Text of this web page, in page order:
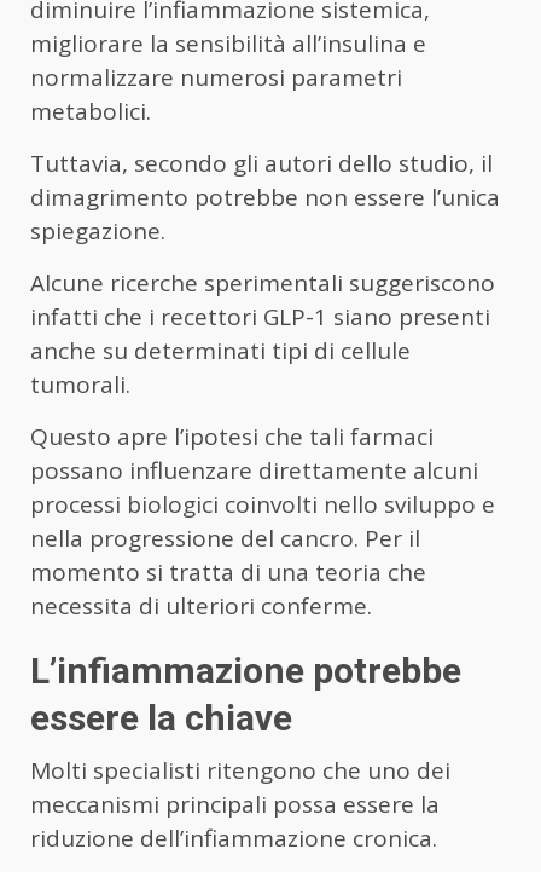
diminuire l’infiammazione sistemica,
migliorare la sensibilità all’insulina e
normalizzare numerosi parametri
metabolici.
Tuttavia, secondo gli autori dello studio, il
dimagrimento potrebbe non essere l’unica
spiegazione.
Alcune ricerche sperimentali suggeriscono
infatti che i recettori GLP-1 siano presenti
anche su determinati tipi di cellule
tumorali.
Questo apre l’ipotesi che tali farmaci
possano influenzare direttamente alcuni
processi biologici coinvolti nello sviluppo e
nella progressione del cancro. Per il
momento si tratta di una teoria che
necessita di ulteriori conferme.
L’infiammazione potrebbe
essere la chiave
Molti specialisti ritengono che uno dei
meccanismi principali possa essere la
riduzione dell’infiammazione cronica.